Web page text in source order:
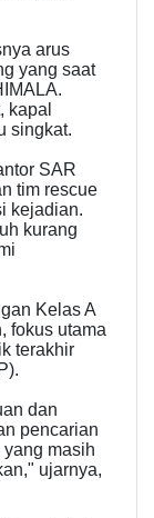
arus
yang saat
kapal
singkat.
SAR
tim rescue
kejadian.
kurang
Kelas A
fokus utama
terakhir
dan
pencarian
masih
ujarnya,